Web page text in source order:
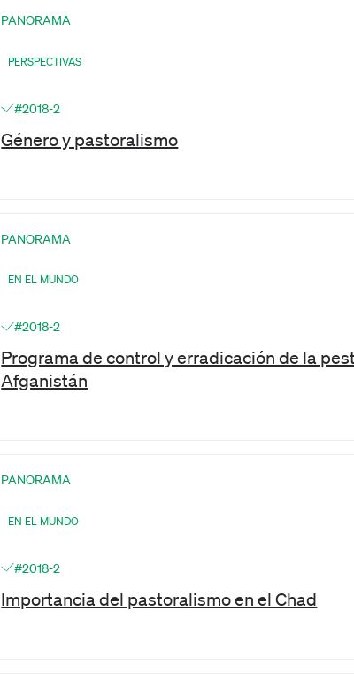
PANORAMA
PERSPECTIVAS
#2018-2
Género y pastoralismo
PANORAMA
EN EL MUNDO
#2018-2
Programa de control y erradicación de la
Afganistán
PANORAMA
EN EL MUNDO
#2018-2
Importancia del pastoralismo en el Chad